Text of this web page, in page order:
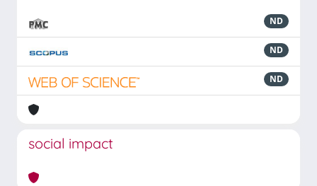
ND
ND
ND
social impact